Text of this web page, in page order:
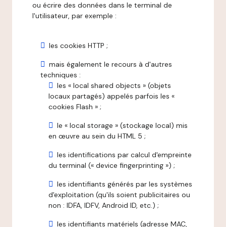
ou écrire des données dans le terminal de
l'utilisateur, par exemple :
les cookies HTTP ;
mais également le recours à d'autres
techniques :
les « local shared objects » (objets
locaux partagés) appelés parfois les «
cookies Flash » ;
le « local storage » (stockage local) mis
en œuvre au sein du HTML 5 ;
les identifications par calcul d'empreinte
du terminal (« device fingerprinting ») ;
les identifiants générés par les systèmes
d'exploitation (qu'ils soient publicitaires ou
non : IDFA, IDFV, Android ID, etc.) ;
les identifiants matériels (adresse MAC,